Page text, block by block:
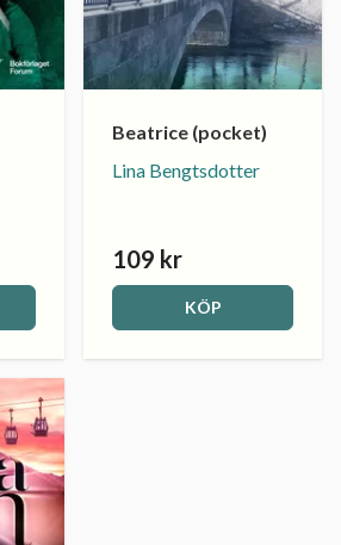
Beatrice (pocket)
Lina Bengtsdotter
109 kr
KÖP